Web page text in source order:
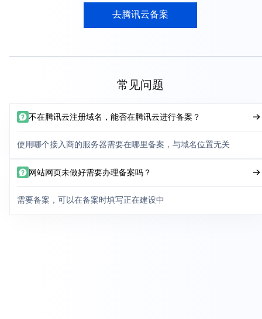
去腾讯云备案
常见问题
不在腾讯云注册域名，能否在腾讯云进行备案？
使用哪个接入商的服务器需要在哪里备案，与域名位置无关
网站网页未做好需要办理备案吗？
需要备案，可以在备案时填写正在建设中